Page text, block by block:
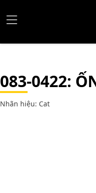
083-0422:
Nhãn hiệu: Cat